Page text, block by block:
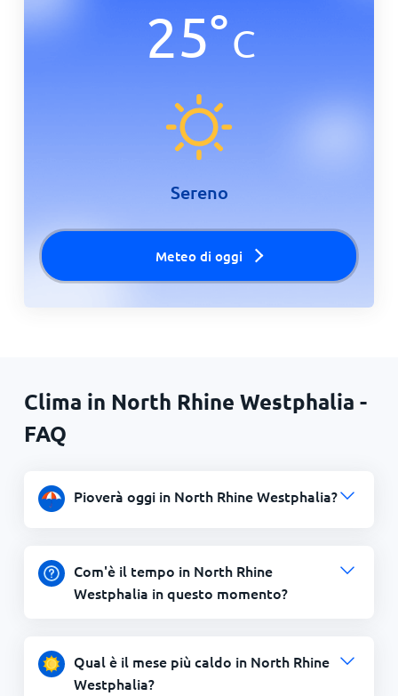
25°C
Sereno
Meteo di oggi
Clima in North Rhine Westphalia -
FAQ
Pioverà oggi in North Rhine Westphalia?
Com'è il tempo in North Rhine
Westphalia in questo momento?
Qual è il mese più caldo in North Rhine
Westphalia?